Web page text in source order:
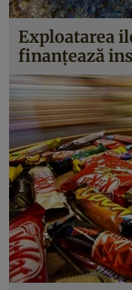
Exploatarea
finanţează